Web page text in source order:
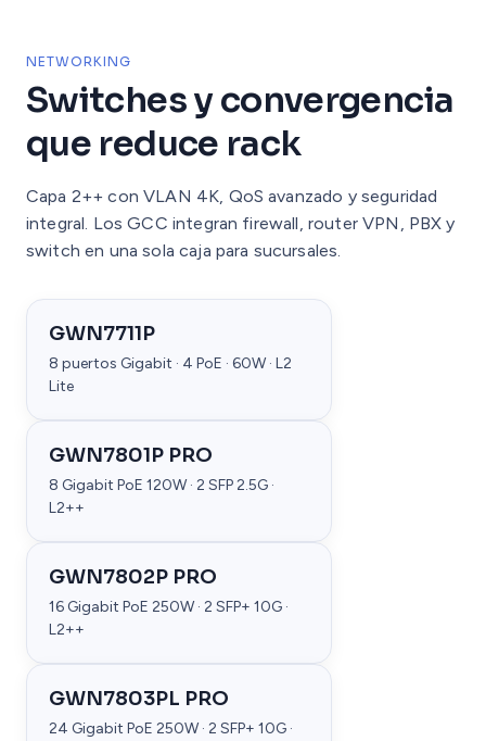
NETWORKING
Switches y convergencia
que reduce rack
Capa 2++ con VLAN 4K, QoS avanzado y seguridad
integral. Los GCC integran firewall, router VPN, PBX y
switch en una sola caja para sucursales.
GWN7711P
8 puertos Gigabit · 4 PoE · 60W · L2
Lite
GWN7801P PRO
8 Gigabit PoE 120W · 2 SFP 2.5G ·
L2++
GWN7802P PRO
16 Gigabit PoE 250W · 2 SFP+ 10G ·
L2++
GWN7803PL PRO
24 Gigabit PoE 250W · 2 SFP+ 10G ·